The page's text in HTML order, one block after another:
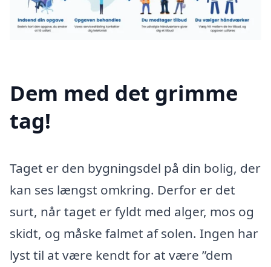
Dem med det grimme
tag!
Taget er den bygningsdel på din bolig, der
kan ses længst omkring. Derfor er det
surt, når taget er fyldt med alger, mos og
skidt, og måske falmet af solen. Ingen har
lyst til at være kendt for at være ”dem